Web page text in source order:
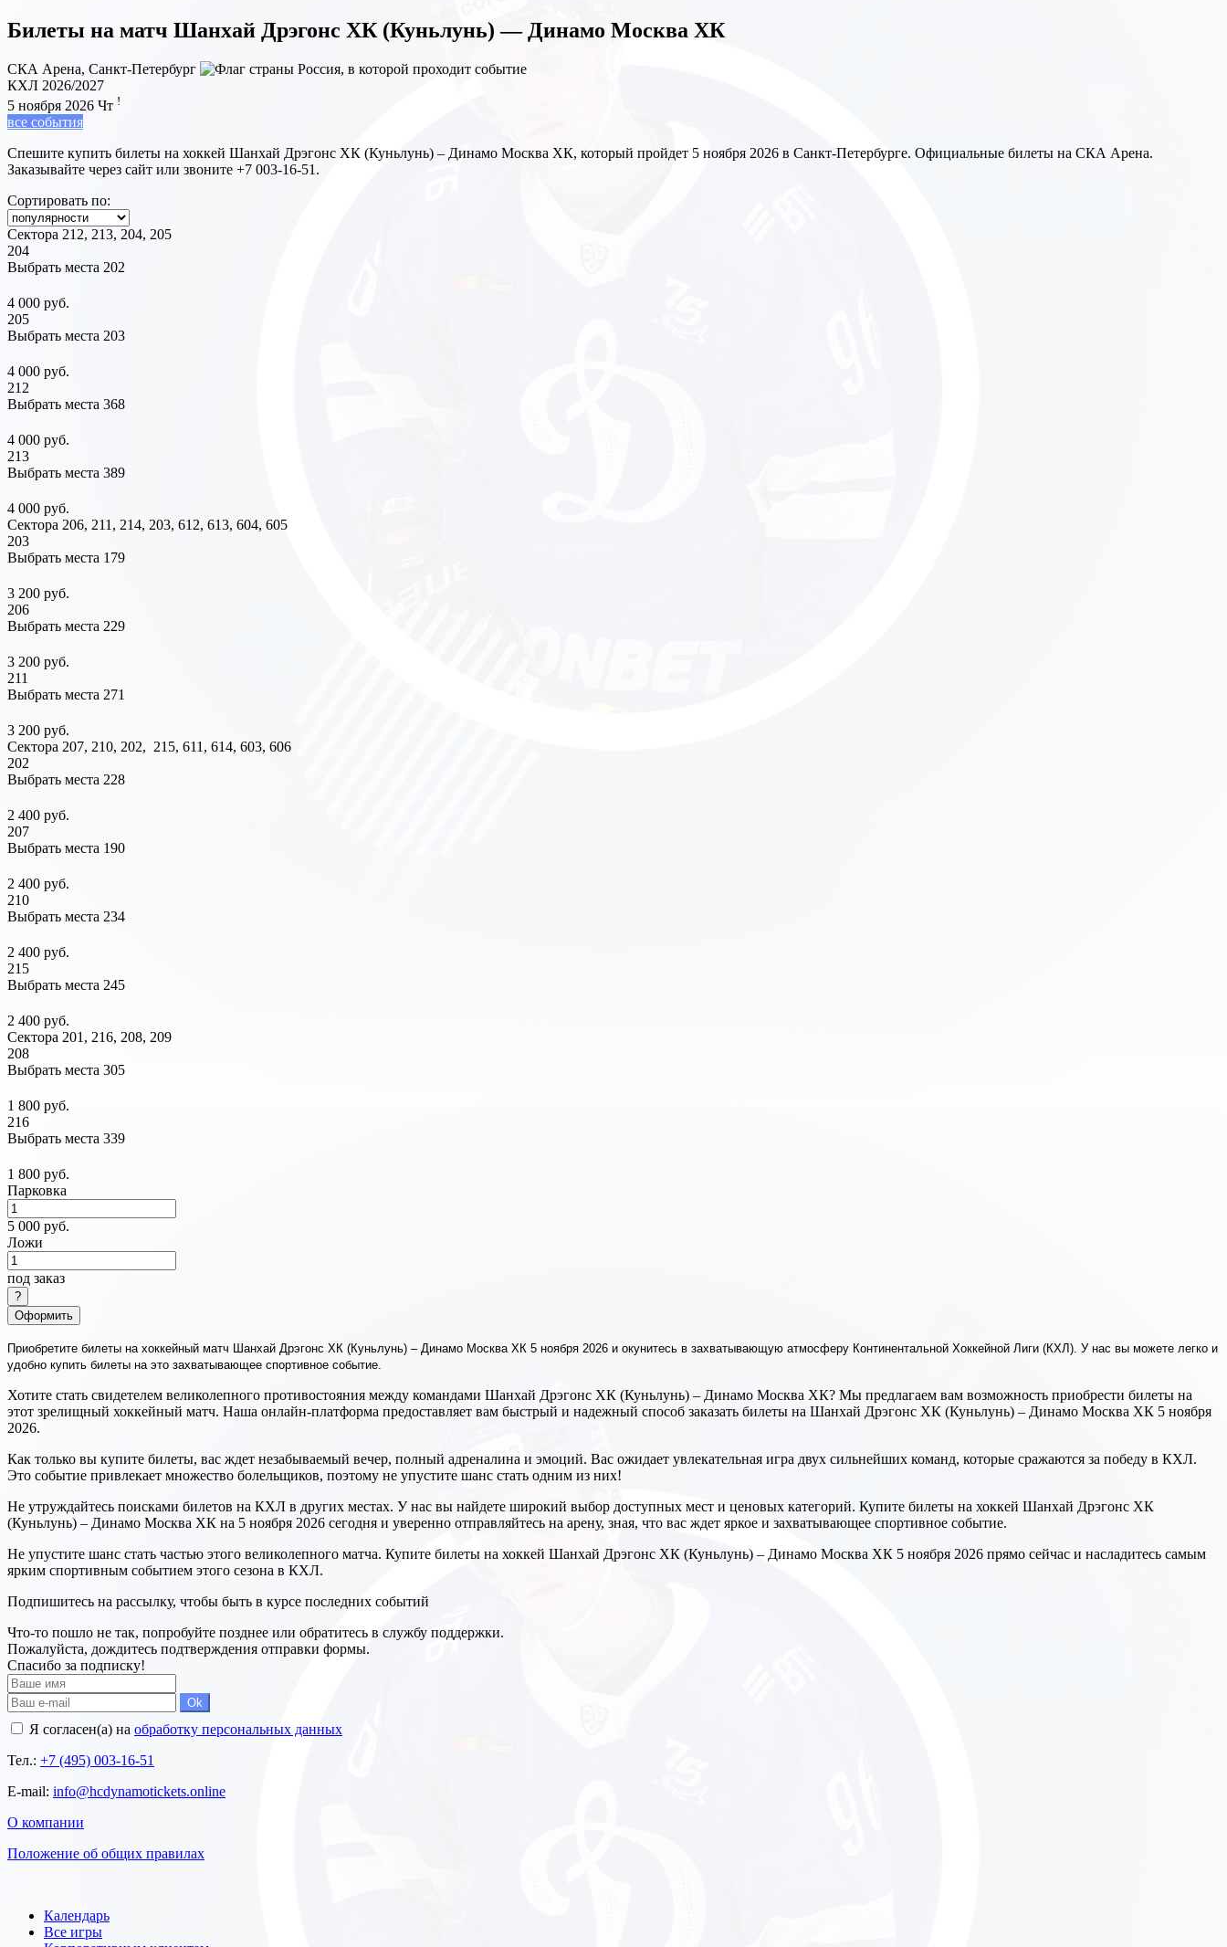
Билеты на матч Шанхай Дрэгонс ХК (Куньлунь) — Динамо Москва ХК
СКА Арена, Санкт-Петербург
КХЛ 2026/2027
5 ноября 2026 Чт !
все события
Спешите купить билеты на хоккей Шанхай Дрэгонс ХК (Куньлунь) – Динамо Москва ХК, который пройдет 5 ноября 2026 в Санкт-Петербурге. Официальные билеты на СКА Арена.
Заказывайте через сайт или звоните +7 003-16-51.
Сортировать по:
Сектора 212, 213, 204, 205
204
Выбрать места 202
4 000 руб.
205
Выбрать места 203
4 000 руб.
212
Выбрать места 368
4 000 руб.
213
Выбрать места 389
4 000 руб.
Сектора 206, 211, 214, 203, 612, 613, 604, 605
203
Выбрать места 179
3 200 руб.
206
Выбрать места 229
3 200 руб.
211
Выбрать места 271
3 200 руб.
Сектора 207, 210, 202, 215, 611, 614, 603, 606
202
Выбрать места 228
2 400 руб.
207
Выбрать места 190
2 400 руб.
210
Выбрать места 234
2 400 руб.
215
Выбрать места 245
2 400 руб.
Сектора 201, 216, 208, 209
208
Выбрать места 305
1 800 руб.
216
Выбрать места 339
1 800 руб.
Парковка
5 000 руб.
Ложи
под заказ
Оформить
Приобретите билеты на хоккейный матч Шанхай Дрэгонс ХК (Куньлунь) – Динамо Москва ХК 5 ноября 2026 и окунитесь в захватывающую атмосферу Континентальной Хоккейной Лиги (КХЛ). У нас вы можете легко и
удобно купить билеты на это захватывающее спортивное событие.
Хотите стать свидетелем великолепного противостояния между командами Шанхай Дрэгонс ХК (Куньлунь) – Динамо Москва ХК? Мы предлагаем вам возможность приобрести билеты на
этот зрелищный хоккейный матч. Наша онлайн-платформа предоставляет вам быстрый и надежный способ заказать билеты на Шанхай Дрэгонс ХК (Куньлунь) – Динамо Москва ХК 5 ноября
2026.
Как только вы купите билеты, вас ждет незабываемый вечер, полный адреналина и эмоций. Вас ожидает увлекательная игра двух сильнейших команд, которые сражаются за победу в КХЛ.
Это событие привлекает множество болельщиков, поэтому не упустите шанс стать одним из них!
Не утруждайтесь поисками билетов на КХЛ в других местах. У нас вы найдете широкий выбор доступных мест и ценовых категорий. Купите билеты на хоккей Шанхай Дрэгонс ХК
(Куньлунь) – Динамо Москва ХК на 5 ноября 2026 сегодня и уверенно отправляйтесь на арену, зная, что вас ждет яркое и захватывающее спортивное событие.
Не упустите шанс стать частью этого великолепного матча. Купите билеты на хоккей Шанхай Дрэгонс ХК (Куньлунь) – Динамо Москва ХК 5 ноября 2026 прямо сейчас и насладитесь самым
ярким спортивным событием этого сезона в КХЛ.
Подпишитесь на рассылку, чтобы быть в курсе последних событий
Что-то пошло не так, попробуйте позднее или обратитесь в службу поддержки.
Пожалуйста, дождитесь подтверждения отправки формы.
Спасибо за подписку!
Ok
Я согласен(а) на обработку персональных данных
Тел.: +7 (495) 003-16-51
E-mail: info@hcdynamotickets.online
О компании
Положение об общих правилах
Календарь
Все игры